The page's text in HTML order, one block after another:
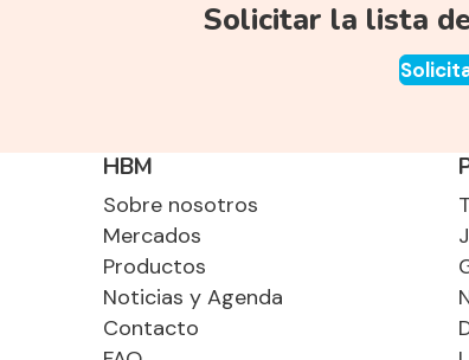
Solicitar la lista
HBM
Sobre nosotros
Mercados
Productos
Noticias y Agenda
Contacto